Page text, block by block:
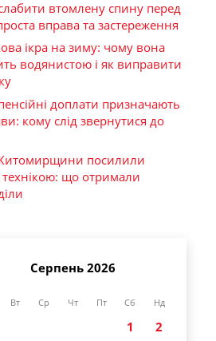
втомлену спину перед
вправа та застереження
ікра на зиму: чому вона
водянистою і як виправити
доплати призначають
кому слід звернутися до
посилили
що отримали
Серпень 2026
Вт Ср Чт Пт Сб Нд
1
2